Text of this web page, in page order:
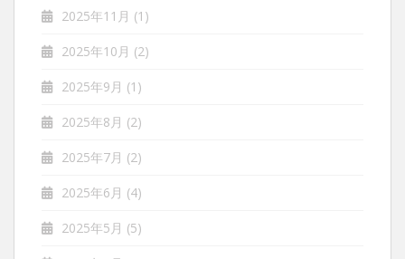
2025年11月 (1)
2025年10月 (2)
2025年9月 (1)
2025年8月 (2)
2025年7月 (2)
2025年6月 (4)
2025年5月 (5)